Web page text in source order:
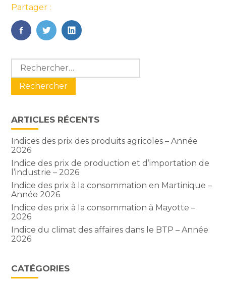
Partager :
FaceBook
TwitterLinkedIn
Blog
sidebar
Rechercher :
ARTICLES RÉCENTS
Indices des prix des produits agricoles – Année
2026
Indice des prix de production et d’importation de
l’industrie – 2026
Indice des prix à la consommation en Martinique –
Année 2026
Indice des prix à la consommation à Mayotte –
2026
Indice du climat des affaires dans le BTP – Année
2026
CATÉGORIES